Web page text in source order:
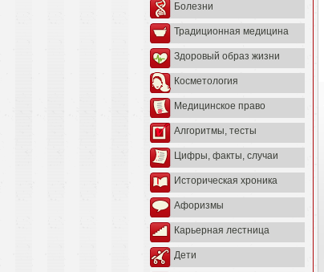
Болезни
Традиционная медицина
Здоровый образ жизни
Косметология
Медицинское право
Алгоритмы, тесты
Цифры, факты, случаи
Историческая хроника
Афоризмы
Карьерная лестница
Дети